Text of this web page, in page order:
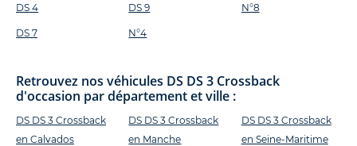
DS 4
DS 7
DS 9
N°4
N°8
Retrouvez nos véhicules DS DS 3 Crossback
d'occasion par département et ville :
DS DS 3 Crossback
en Calvados
DS DS 3 Crossback
en Manche
DS DS 3 Crossback
en Seine-Maritime